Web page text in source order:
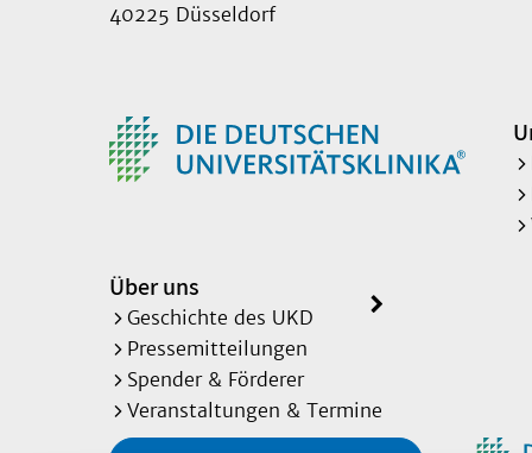
40225 Düsseldorf
Über uns
Geschichte des UKD
Pressemitteilungen
Spender & Förderer
Veranstaltungen & Termine